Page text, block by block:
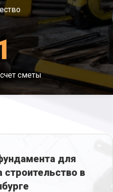
сметы
для
в